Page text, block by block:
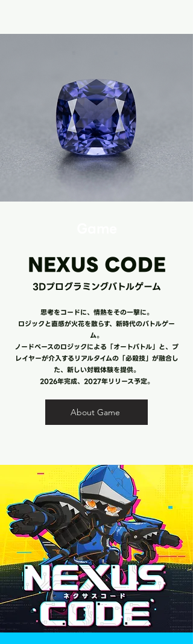
NEXUS CODE
​3Dプログラミングバトルゲーム
思考をコードに、情熱をその一撃に。
​ロジックと直感が火花を散らす、新時代のバトルゲー
ム。
​ノードベースのロジックによる「オートバトル」と、プ
レイヤーが介入するリアルタイムの「必殺技」が融合し
た、新しい対戦体験を提供。
​2026年完成、2027年リリース予定。
About Game